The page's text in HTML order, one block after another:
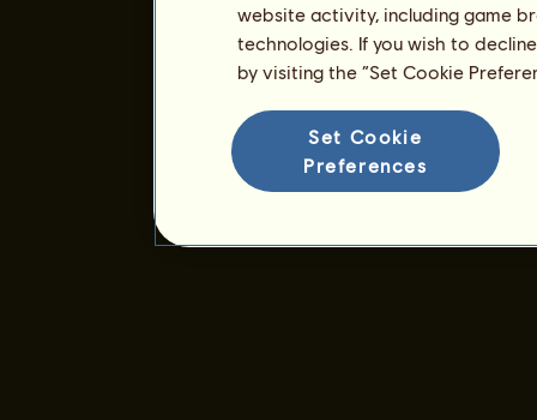
website activity, including game
technologies. If you wish to
by visiting the “Set Cookie
Set Cookie
Preferences